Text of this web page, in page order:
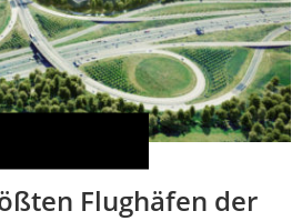
Flughäfen der